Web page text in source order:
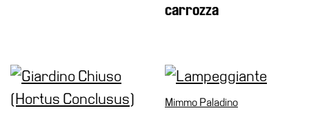
Manica
Lunga
Villa
carrozza
Mimmo Paladino